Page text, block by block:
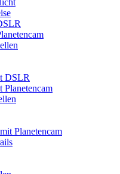
DSLR
Planetencam